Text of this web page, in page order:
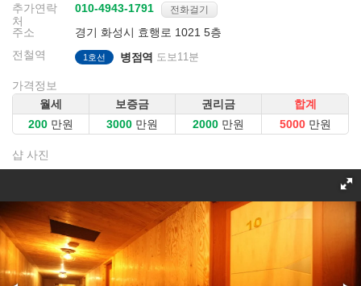
추가연락
처
전화걸기
주소
경기 화성시 효행로 1021 5층
전철역
1호선 병점역 도보11분
가격정보
월세
보증금 권리금
합계
만원
만원 만원 만원
샵 사진